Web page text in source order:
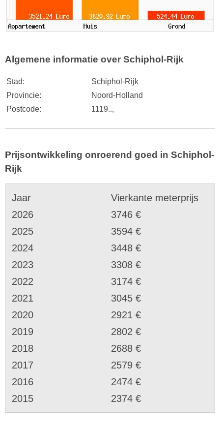
Algemene informatie over Schiphol-Rijk
Stad:
Schiphol-Rijk
Provincie:
Noord-Holland
Postcode:
1119..,
Prijsontwikkeling onroerend goed in Schiphol-
Rijk
Jaar
Vierkante meterprijs
2026
3746 €
2025
3594 €
2024
3448 €
2023
3308 €
2022
3174 €
2021
3045 €
2020
2921 €
2019
2802 €
2018
2688 €
2017
2579 €
2016
2474 €
2015
2374 €